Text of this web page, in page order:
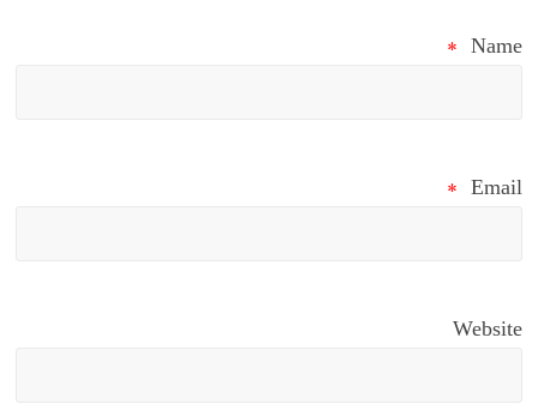
Name
*
Email
*
Website